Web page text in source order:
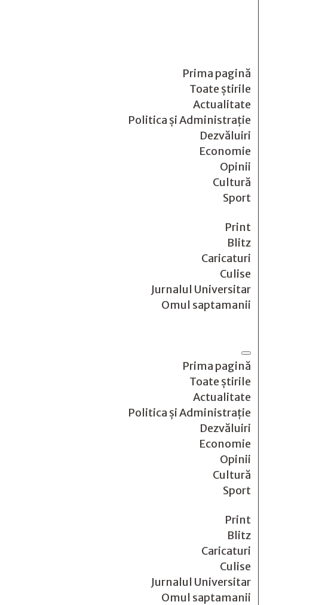
Prima pagină
Toate știrile
Actualitate
Politica și Administrație
Dezvăluiri
Economie
Opinii
Cultură
Sport
Print
Blitz
Caricaturi
Culise
Jurnalul Universitar
Omul saptamanii
Prima pagină
Toate știrile
Actualitate
Politica și Administrație
Dezvăluiri
Economie
Opinii
Cultură
Sport
Print
Blitz
Caricaturi
Culise
Jurnalul Universitar
Omul saptamanii